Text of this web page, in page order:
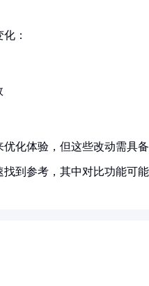
：
化体验，但这些改动需具备
到参考，其中对比功能可